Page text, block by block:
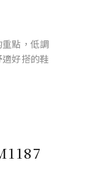
點，低調
好搭的鞋